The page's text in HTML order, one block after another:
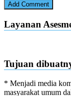
Layanan
Tujuan
* Menjadi media
masyarakat umum